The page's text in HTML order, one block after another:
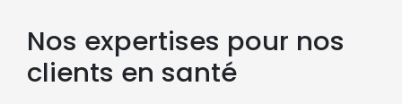
Nos expertises pour nos
clients en santé